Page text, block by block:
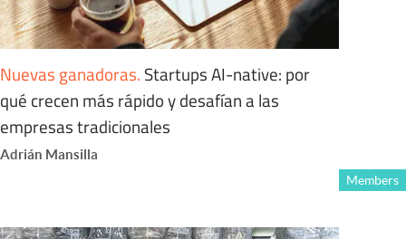
Nuevas ganadoras. Startups AI-native: por
qué crecen más rápido y desafían a las
empresas tradicionales
Adrián Mansilla
Members